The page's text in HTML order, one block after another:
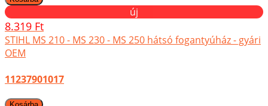
új
8.319 Ft
STIHL MS 210 - MS 230 - MS 250 hátsó fogantyúház - gyári
OEM
11237901017